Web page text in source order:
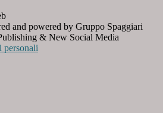
and powered by Gruppo Spaggiari
& New Social Media
personali